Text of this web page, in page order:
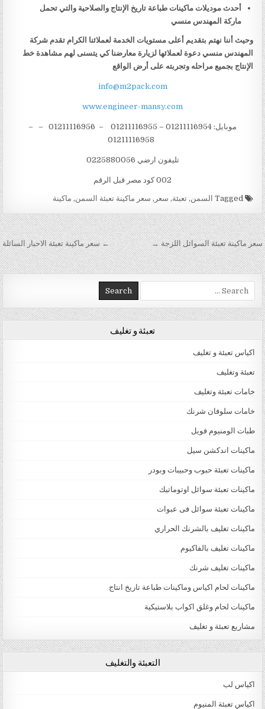
أحدث موديلات ماكينات طباعة تاريخ الإنتاج والصلاحية والتي تحمل
ماركة المهندس منسي
وحيث أننا نهتم بتقديم أعلى مستويات الخدمة لعملائنا الكرام تقدم شركة
المهندس منسي دعوة لعملائها لزيارة معارضنا كي يتسنى لهم مشاهدة خط
الإنتاج بجميع مراحله وتجربته على أرض الواقع
info@m2pack.com
www.engineer-mansy.com
موبايل: 01211116954 – 01211116955 – 01211116956 – –
تليفون ارضي 0225880056
002 كود مصر قبل الرقم
Tagged السمن,تعبئة, سعر , سعر ماكينة تعبئة السمن, ماكينة
تصفّح المقالات ← سعر ماكينة تعبئة الاحبار السائلة سعر ماكينة تعبئة السوائل اللزجة →
Search for:
تعبئة و تغليف
اكياس تعبئة و تغليف
تعبئة وتغليف
خامات تعبئة وتغليف
خامات سلوفان شرنك
طبات الومنيوم فويل
ماكينات اندكشن سيل
ماكينات تعبئة حبوب وحبيبات وبودر
ماكينات تعبئة سوائل اوتوماتيك
ماكينات تعبئة سوائل فى عبوات
ماكينات تغليف بالشرنك الحراري
ماكينات تغليف بالفاكيوم
ماكينات تغليف شرنك
ماكينات لحام اكياس وماكينات طباعة تاريخ انتاج
ماكينات لحام وغلق اكواب بلاستيكية
مشاريع تعبئة و تغليف
التعبئة والتغليف
اكياس لب
اكياس تعبئة المنيوم